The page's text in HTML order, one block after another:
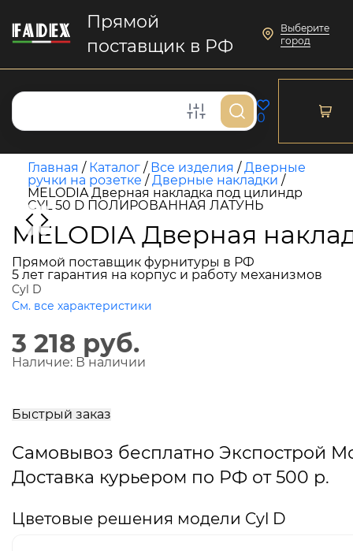
Прямой
поставщик в РФ
Выберите
город
0
Главная / Каталог / Все изделия /Дверные
ручки на розетке /Дверные накладки /
MELODIA Дверная накладка под цилиндр
CYL 50 D ПОЛИРОВАННАЯ ЛАТУНЬ
MELODIA Дверная
Прямой поставщик фурнитуры в РФ
5 лет гарантия на корпус и работу механизмов
Cyl D
См. все характеристики
3 218 руб.
Наличие: В наличии
Быстрый заказ
Самовывоз бесплатно Экспострой
Доставка курьером по РФ от 500 р.
Цветовые решения модели Cyl D